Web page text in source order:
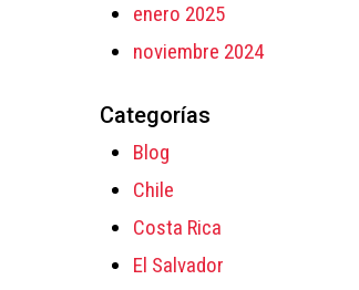
enero 2025
noviembre 2024
Categorías
Blog
Chile
Costa Rica
El Salvador